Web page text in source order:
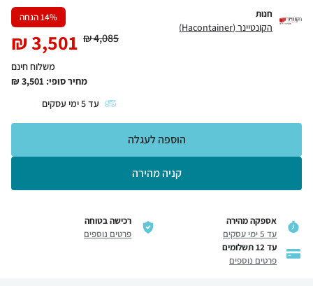
חנות
הקונטיינר (Hacontainer)
14% הנחה
4,085
₪
3,501
₪
משלוח חינם
מחיר סופי: 3,501
₪
עד5ימי עסקים
קניה מהירה
הוספה לעגלה
אספקה מהירה
עד 5 ימי עסקים
רכישה בטוחה
פרטים נוספים
עד 12 תשלומים
פרטים נוספים